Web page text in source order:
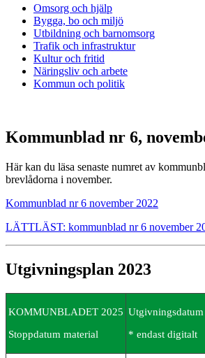
Omsorg och hjälp
Bygga, bo och miljö
Utbildning och barnomsorg
Trafik och infrastruktur
Kultur och fritid
Näringsliv och arbete
Kommun och politik
Kommunblad nr 6,
Här kan du läsa senaste numret av
brevlådorna i november.
Kommunblad nr 6 november 2022
LÄTTLÄST: kommunblad nr 6 november
Utgivningsplan 2023
KOMMUNBLADET 2025
Stoppdatum material
Utgivningsdatum
* endast digitalt